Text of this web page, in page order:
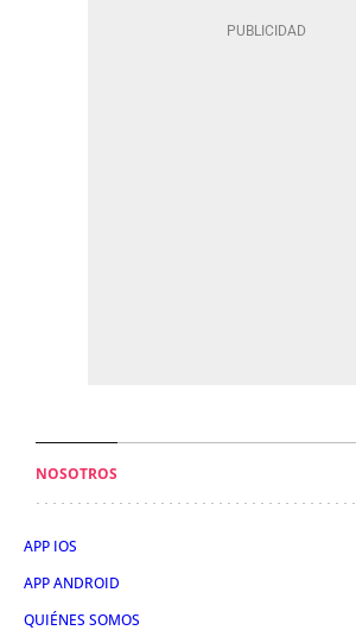
NOSOTROS
APP IOS
APP ANDROID
QUIÉNES SOMOS